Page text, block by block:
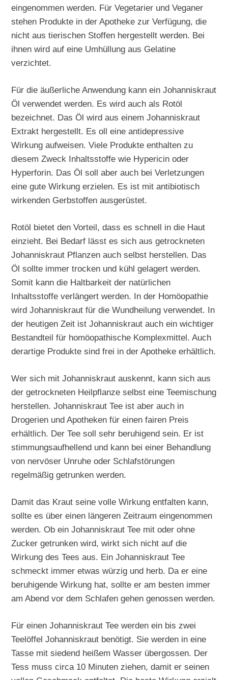
eingenommen werden. Für Vegetarier und Veganer
stehen Produkte in der Apotheke zur Verfügung, die
nicht aus tierischen Stoffen hergestellt werden. Bei
ihnen wird auf eine Umhüllung aus Gelatine
verzichtet.
Für die äußerliche Anwendung kann ein Johanniskraut
Öl verwendet werden. Es wird auch als Rotöl
bezeichnet. Das Öl wird aus einem Johanniskraut
Extrakt hergestellt. Es oll eine antidepressive
Wirkung aufweisen. Viele Produkte enthalten zu
diesem Zweck Inhaltsstoffe wie Hypericin oder
Hyperforin. Das Öl soll aber auch bei Verletzungen
eine gute Wirkung erzielen. Es ist mit antibiotisch
wirkenden Gerbstoffen ausgerüstet.
Rotöl bietet den Vorteil, dass es schnell in die Haut
einzieht. Bei Bedarf lässt es sich aus getrockneten
Johanniskraut Pflanzen auch selbst herstellen. Das
Öl sollte immer trocken und kühl gelagert werden.
Somit kann die Haltbarkeit der natürlichen
Inhaltsstoffe verlängert werden. In der Homöopathie
wird Johanniskraut für die Wundheilung verwendet. In
der heutigen Zeit ist Johanniskraut auch ein wichtiger
Bestandteil für homöopathische Komplexmittel. Auch
derartige Produkte sind frei in der Apotheke erhältlich.
Wer sich mit Johanniskraut auskennt, kann sich aus
der getrockneten Heilpflanze selbst eine Teemischung
herstellen. Johanniskraut Tee ist aber auch in
Drogerien und Apotheken für einen fairen Preis
erhältlich. Der Tee soll sehr beruhigend sein. Er ist
stimmungsaufhellend und kann bei einer Behandlung
von nervöser Unruhe oder Schlafstörungen
regelmäßig getrunken werden.
Damit das Kraut seine volle Wirkung entfalten kann,
sollte es über einen längeren Zeitraum eingenommen
werden. Ob ein Johanniskraut Tee mit oder ohne
Zucker getrunken wird, wirkt sich nicht auf die
Wirkung des Tees aus. Ein Johanniskraut Tee
schmeckt immer etwas würzig und herb. Da er eine
beruhigende Wirkung hat, sollte er am besten immer
am Abend vor dem Schlafen gehen genossen werden.
Für einen Johanniskraut Tee werden ein bis zwei
Teelöffel Johanniskraut benötigt. Sie werden in eine
Tasse mit siedend heißem Wasser übergossen. Der
Tess muss circa 10 Minuten ziehen, damit er seinen